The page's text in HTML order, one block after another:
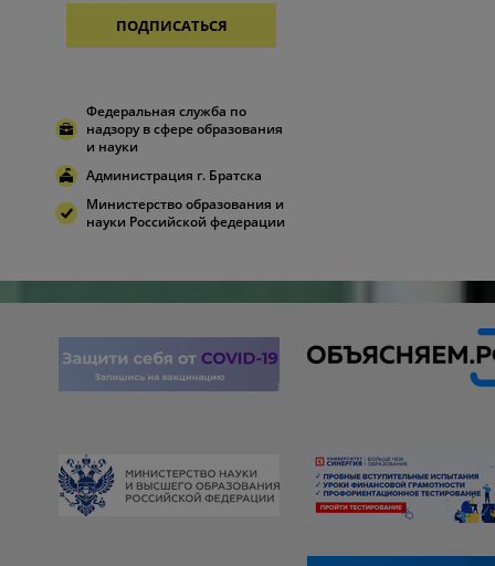
ПОДПИСАТЬСЯ
Федеральная служба по
надзору в сфере образования
и науки
Администрация г. Братска
Министерство образования и
науки Российской федерации